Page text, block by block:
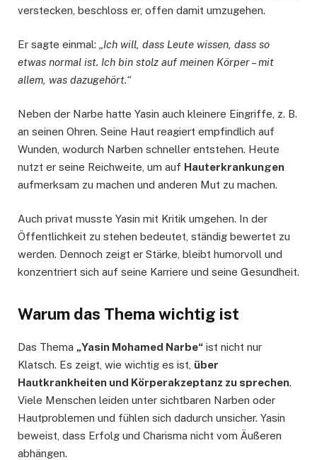
verstecken, beschloss er, offen damit umzugehen.
Er sagte einmal:
„Ich will, dass Leute wissen, dass so
etwas normal ist. Ich bin stolz auf meinen Körper – mit
allem, was dazugehört.“
Neben der Narbe hatte Yasin auch kleinere Eingriffe, z. B.
an seinen Ohren. Seine Haut reagiert empfindlich auf
Wunden, wodurch Narben schneller entstehen. Heute
nutzt er seine Reichweite, um auf Hauterkrankungen
aufmerksam zu machen und anderen Mut zu machen.
Auch privat musste Yasin mit Kritik umgehen. In der
Öffentlichkeit zu stehen bedeutet, ständig bewertet zu
werden. Dennoch zeigt er Stärke, bleibt humorvoll und
konzentriert sich auf seine Karriere und seine Gesundheit.
Warum das Thema wichtig ist
Das Thema „Yasin Mohamed Narbe“ ist nicht nur
Klatsch. Es zeigt, wie wichtig es ist, über
Hautkrankheiten und Körperakzeptanz zu sprechen.
Viele Menschen leiden unter sichtbaren Narben oder
Hautproblemen und fühlen sich dadurch unsicher. Yasin
beweist, dass Erfolg und Charisma nicht vom Äußeren
abhängen.